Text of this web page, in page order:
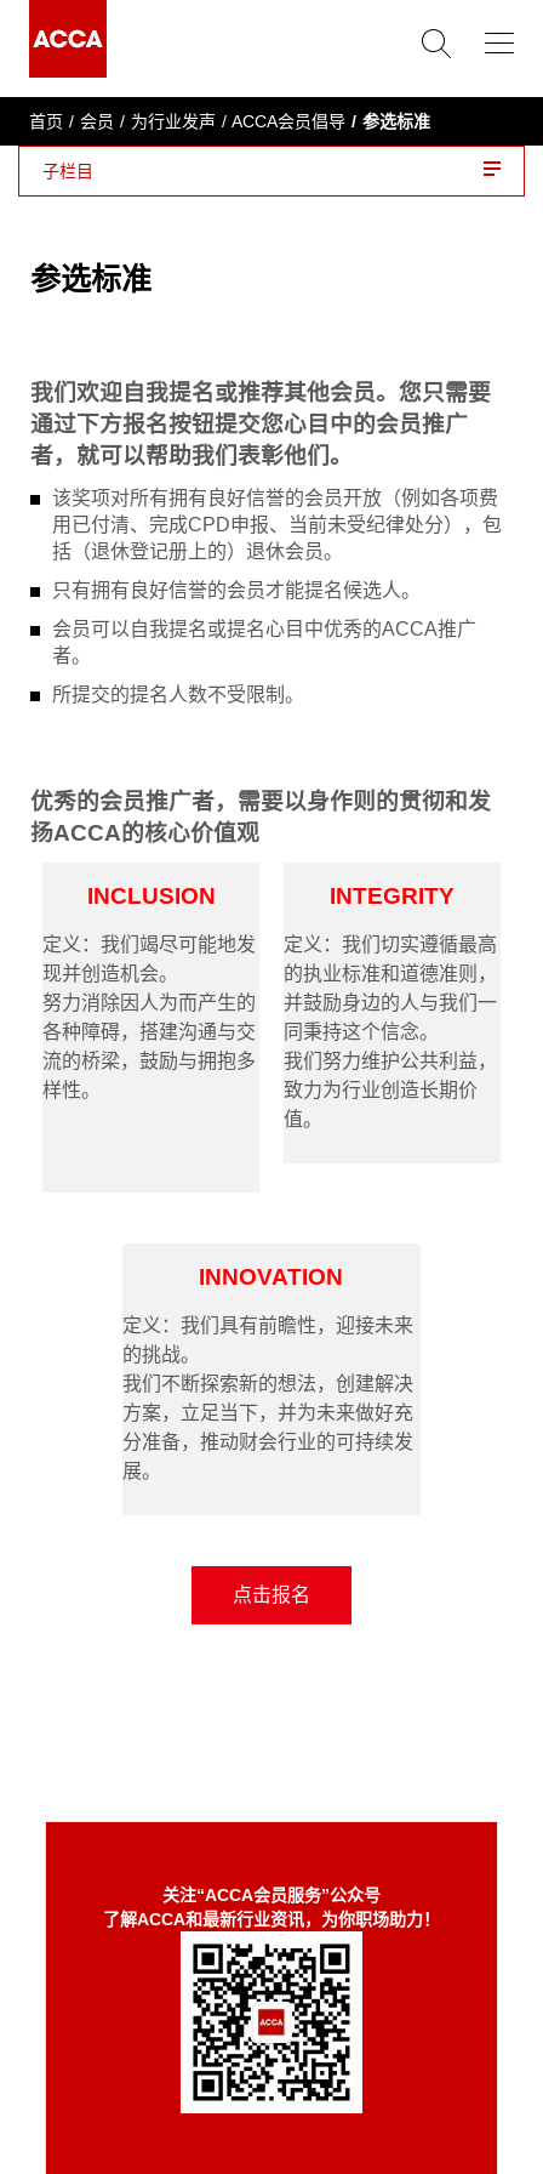
首页 会员 为行业发声 ACCA会员倡导 参选标准
子栏目
参选标准
我们欢迎自我提名或推荐其他会员。您只需要
通过下方报名按钮提交您心目中的会员推广
者，就可以帮助我们表彰他们。
该奖项对所有拥有良好信誉的会员开放（例如各项费
用已付清、完成CPD申报、当前未受纪律处分），包
括（退休登记册上的）退休会员。
只有拥有良好信誉的会员才能提名候选人。
会员可以自我提名或提名心目中优秀的ACCA推广
者。
所提交的提名人数不受限制。
优秀的会员推广者，需要以身作则的贯彻和发
扬ACCA的核心价值观
INCLUSION
定义：我们竭尽可能地发
现并创造机会。
努力消除因人为而产生的
各种障碍，搭建沟通与交
流的桥梁，鼓励与拥抱多
样性。
INTEGRITY
定义：我们切实遵循最高
的执业标准和道德准则，
并鼓励身边的人与我们一
同秉持这个信念。
我们努力维护公共利益，
致力为行业创造长期价
值。
INNOVATION
定义：我们具有前瞻性，迎接未来
的挑战。
我们不断探索新的想法，创建解决
方案，立足当下，并为未来做好充
分准备，推动财会行业的可持续发
展。
点击报名
关注“ACCA会员服务”公众号
了解ACCA和最新行业资讯，为你职场助力！